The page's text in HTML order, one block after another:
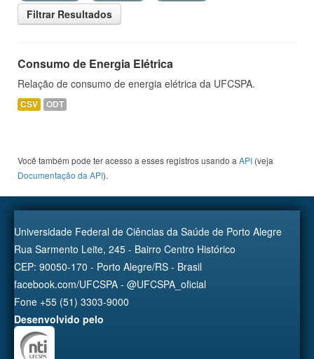
Filtrar Resultados
Consumo de Energia Elétrica
Relação de consumo de energia elétrica da UFCSPA.
CSV ODT
Você também pode ter acesso a esses registros usando a API (veja
Documentação da API).
Universidade Federal de Ciências da Saúde de Porto Alegre
Rua Sarmento Leite, 245 - Bairro Centro Histórico
CEP: 90050-170 - Porto Alegre/RS - Brasil
facebook.com/UFCSPA - @UFCSPA_oficial
Fone +55 (51) 3303-9000
Desenvolvido pelo